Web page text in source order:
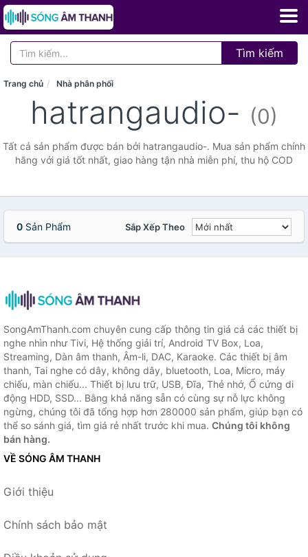
Tìm kiếm
Trang chủ Nhà phân phối
hatrangaudio- (0)
Tất cả sản phẩm được bán bởi hatrangaudio-. Mua sản phẩm chính
hãng với giá tốt nhất, giao hàng tận nhà miễn phí, thu hộ COD
0 Sản Phẩm Sắp Xếp Theo
SongAmThanh.com chuyên cung cấp thông tin giá cả các thiết bị
nghe nhìn như Tivi, Hệ thống giải trí, Android TV Box, Loa,
Streaming, Dàn âm thanh, Âm-li, DAC, Karaoke. Các thiết bị âm
thanh, Tai nghe có dây, không dây, bluetooth, Loa, Micro, máy
chiếu, màn chiếu... Thiết bị lưu trữ, USB, Đĩa, Thẻ nhớ, Ổ cứng di
động HDD, SSD... Bằng khả năng sẵn có cùng sự nỗ lực không
ngừng, chúng tôi đã tổng hợp hơn 280000 sản phẩm, giúp bạn có
thể so sánh giá, tìm giá rẻ nhất trước khi mua. Chúng tôi không
bán hàng.
VỀ SÓNG ÂM THANH
Giới thiệu
Chính sách bảo mật